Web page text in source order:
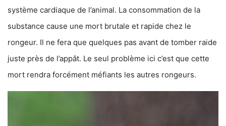
système cardiaque de l’animal. La consommation de la
substance cause une mort brutale et rapide chez le
rongeur. Il ne fera que quelques pas avant de tomber raide
juste près de l’appât. Le seul problème ici c’est que cette
mort rendra forcément méfiants les autres rongeurs.